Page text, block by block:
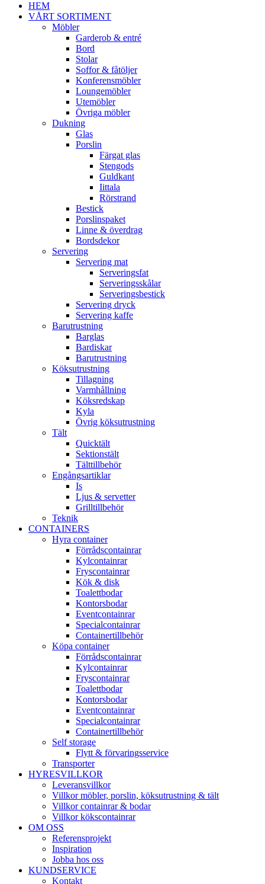
HEM
VÅRT SORTIMENT
Möbler
Garderob & entré
Bord
Stolar
Soffor & fåtöljer
Konferensmöbler
Loungemöbler
Utemöbler
Övriga möbler
Dukning
Glas
Porslin
Färgat glas
Stengods
Guldkant
Iittala
Rörstrand
Bestick
Porslinspaket
Linne & överdrag
Bordsdekor
Servering
Servering mat
Serveringsfat
Serveringsskålar
Serveringsbestick
Servering dryck
Servering kaffe
Barutrustning
Barglas
Bardiskar
Barutrustning
Köksutrustning
Tillagning
Varmhållning
Köksredskap
Kyla
Övrig köksutrustning
Tält
Quicktält
Sektionstält
Tälttillbehör
Engångsartiklar
Is
Ljus & servetter
Grilltillbehör
Teknik
CONTAINERS
Hyra container
Förrådscontainrar
Kylcontainrar
Fryscontainrar
Kök & disk
Toalettbodar
Kontorsbodar
Eventcontainrar
Specialcontainrar
Containertillbehör
Köpa container
Förrådscontainrar
Kylcontainrar
Fryscontainrar
Toalettbodar
Kontorsbodar
Eventcontainrar
Specialcontainrar
Containertillbehör
Self storage
Flytt & förvaringsservice
Transporter
HYRESVILLKOR
Leveransvillkor
Villkor möbler, porslin, köksutrustning & tält
Villkor containrar & bodar
Villkor kökscontainrar
OM OSS
Referensprojekt
Inspiration
Jobba hos oss
KUNDSERVICE
Kontakt